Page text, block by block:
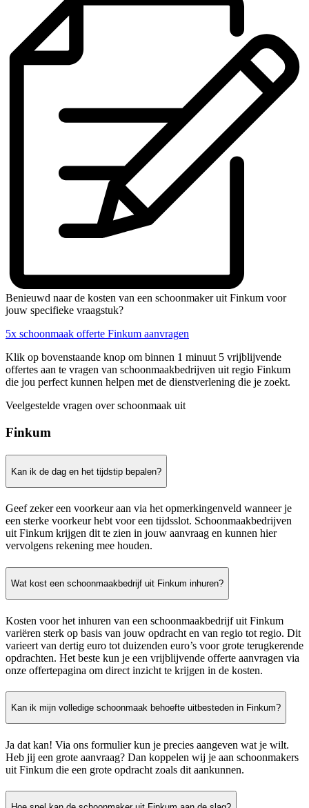
Benieuwd naar de kosten van een schoonmaker uit Finkum voor
jouw specifieke vraagstuk?
5x schoonmaak offerte Finkum aanvragen
Klik op bovenstaande knop om binnen 1 minuut 5 vrijblijvende
offertes aan te vragen van schoonmaakbedrijven uit regio Finkum
die jou perfect kunnen helpen met de dienstverlening die je zoekt.
Veelgestelde vragen over schoonmaak uit
Finkum
Kan ik de dag en het tijdstip bepalen?
Geef zeker een voorkeur aan via het opmerkingenveld wanneer je
een sterke voorkeur hebt voor een tijdsslot. Schoonmaakbedrijven
uit Finkum krijgen dit te zien in jouw aanvraag en kunnen hier
vervolgens rekening mee houden.
Wat kost een schoonmaakbedrijf uit Finkum inhuren?
Kosten voor het inhuren van een schoonmaakbedrijf uit Finkum
variëren sterk op basis van jouw opdracht en van regio tot regio. Dit
varieert van dertig euro tot duizenden euro’s voor grote terugkerende
opdrachten. Het beste kun je een vrijblijvende offerte aanvragen via
onze offertepagina om direct inzicht te krijgen in de kosten.
Kan ik mijn volledige schoonmaak behoefte uitbesteden in Finkum?
Ja dat kan! Via ons formulier kun je precies aangeven wat je wilt.
Heb jij een grote aanvraag? Dan koppelen wij je aan schoonmakers
uit Finkum die een grote opdracht zoals dit aankunnen.